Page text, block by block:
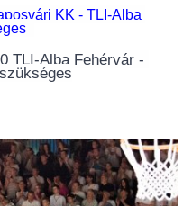
KK - TLI-Alba
TLI-Alba Fehérvár -